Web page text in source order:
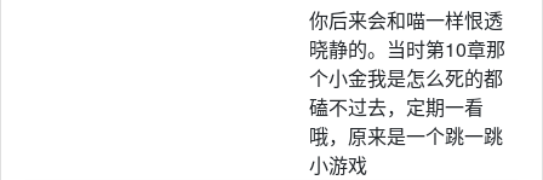
你后来会和喵一样恨透
晓静的。当时第10章那
个小金我是怎么死的都
磕不过去，定期一看
哦，原来是一个跳一跳
小游戏